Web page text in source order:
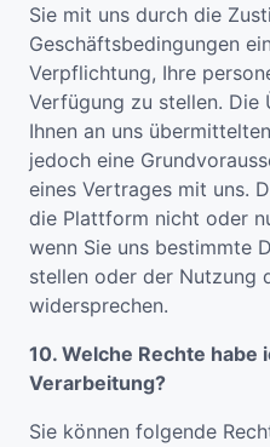
Sie mit uns durch die
Geschäftsbedingungen
Verpflichtung, Ihre
Verfügung zu stellen. Die
Ihnen an uns
jedoch eine
eines Vertrages mit uns.
die Plattform nicht oder
wenn Sie uns bestimmte
stellen oder der Nutzung
widersprechen.
10. Welche Rechte habe
Verarbeitung?
Sie können folgende